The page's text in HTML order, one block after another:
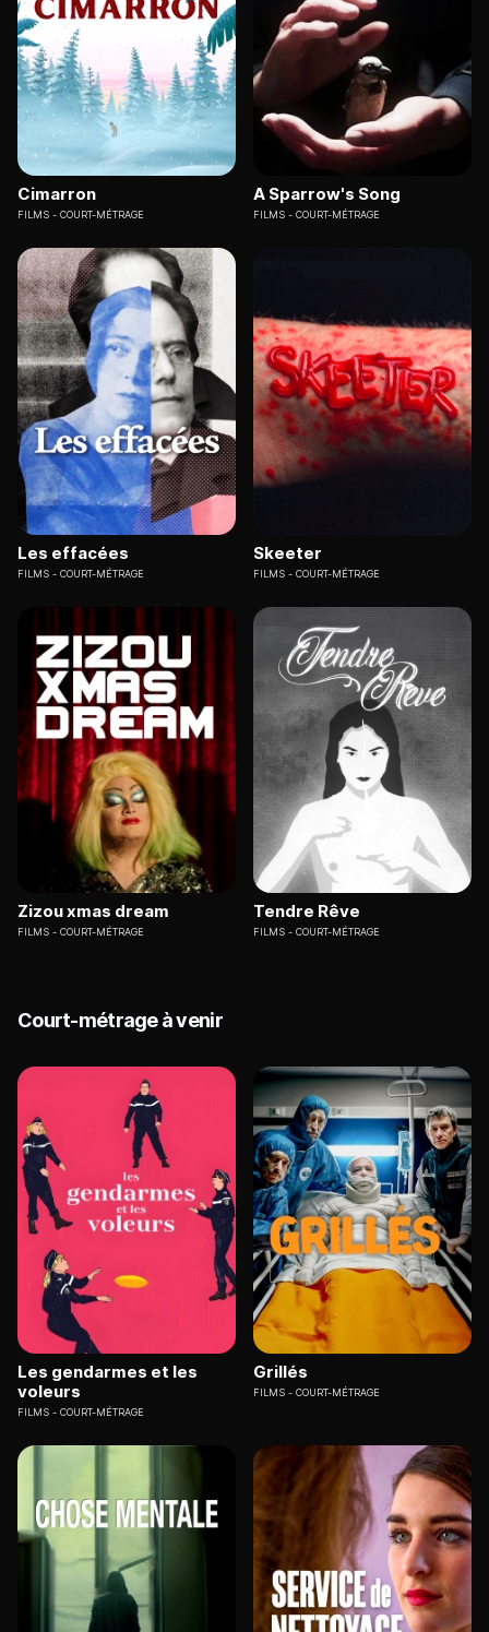
Cimarron
FILMS COURT-MÉTRAGE
A Sparrow's Song
FILMS COURT-MÉTRAGE
Les effacées
FILMS COURT-MÉTRAGE
Skeeter
FILMS COURT-MÉTRAGE
Zizou xmas dream
FILMS COURT-MÉTRAGE
Tendre Rêve
FILMS COURT-MÉTRAGE
Court-métrage à venir
Les gendarmes et les
voleurs
FILMS COURT-MÉTRAGE
Grillés
FILMS COURT-MÉTRAGE